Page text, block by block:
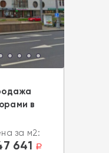
в
за м2:
641 a